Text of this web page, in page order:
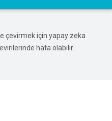
çevirmek için yapay zeka
hata olabilir.